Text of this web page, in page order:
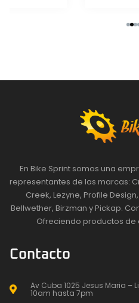
En Bike Sprint somos una
representantes de las marcas:
Creek, Lezyne, Profile
Bellwether, Birzman y Pickap.
Ofreciendo productos
Contacto
Av Cuba 1025 Jesus Maria –
10am hasta 7pm